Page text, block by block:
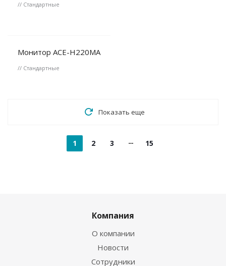
// Стандартные
Монитор ACE-H220MA
// Стандартные
Показать еще
1 2 3 15
Компания
О компании
Новости
Сотрудники